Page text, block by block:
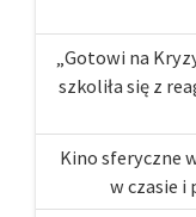
„Gotowi na
szkoliła się z
Kino sferyczne
w czasie i